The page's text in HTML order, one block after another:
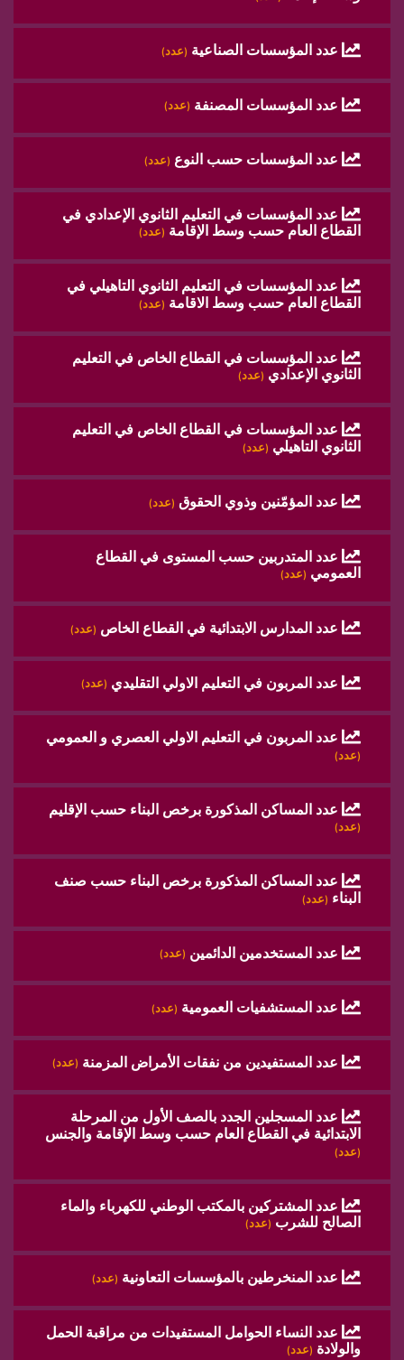
عدد المؤسسات الصناعية (عدد)
عدد المؤسسات المصنفة (عدد)
عدد المؤسسات حسب النوع (عدد)
عدد المؤسسات في التعليم الثانوي الإعدادي في
القطاع العام حسب وسط الإقامة (عدد)
عدد المؤسسات في التعليم الثانوي التاهيلي في
القطاع العام حسب وسط الاقامة (عدد)
عدد المؤسسات في القطاع الخاص في التعليم
الثانوي الإعدادي (عدد)
عدد المؤسسات في القطاع الخاص في التعليم
الثانوي التاهيلي (عدد)
عدد المؤمّنين وذوي الحقوق (عدد)
عدد المتدربين حسب المستوى في القطاع
العمومي (عدد)
عدد المدارس الابتدائية في القطاع الخاص (عدد)
عدد المربون في التعليم الاولي التقليدي (عدد)
عدد المربون في التعليم الاولي العصري و العمومي
(عدد)
عدد المساكن المذكورة برخص البناء حسب الإقليم
(عدد)
عدد المساكن المذكورة برخص البناء حسب صنف
البناء (عدد)
عدد المستخدمين الدائمين (عدد)
عدد المستشفيات العمومية (عدد)
عدد المستفيدين من نفقات الأمراض المزمنة (عدد)
عدد المسجلين الجدد بالصف الأول من المرحلة
الابتدائية في القطاع العام حسب وسط الإقامة والجنس
(عدد)
عدد المشتركين بالمكتب الوطني للكهرباء والماء
الصالح للشرب (عدد)
عدد المنخرطين بالمؤسسات التعاونية (عدد)
عدد النساء الحوامل المستفيدات من مراقبة الحمل
والولادة (عدد)